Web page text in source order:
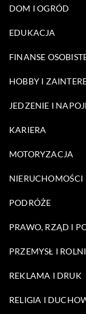
DOM I OGRÓD
EDUKACJA
FINANSE
HOBBY I
JEDZENIE I
KARIERA
MOTORYZACJA
NIERUCHOMOŚCI
PODRÓŻE
PRAWO, RZĄD I
PRZEMYSŁ I
REKLAMA I DRUK
RELIGIA I